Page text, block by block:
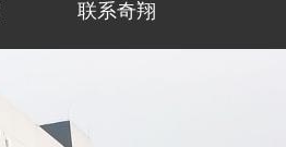
联系奇翔